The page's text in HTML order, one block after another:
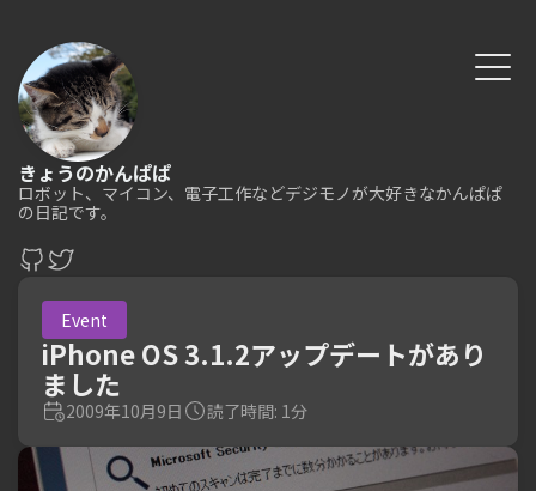
きょうのかんぱぱ
ロボット、マイコン、電子工作などデジモノが大好きなかんぱぱ
の日記です。
Event
iPhone OS 3.1.2アップデートがあり
ました
2009年10月9日 読了時間: 1分